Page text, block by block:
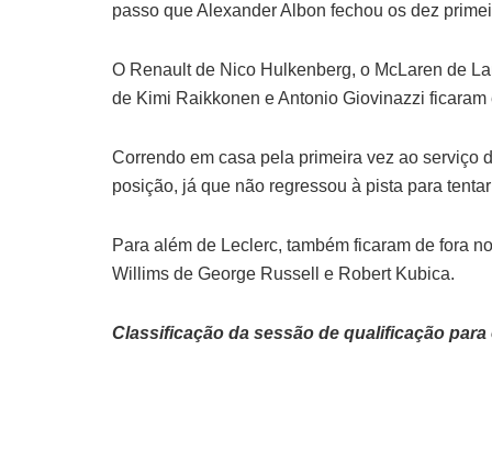
passo que Alexander Albon fechou os dez
O Renault de Nico Hulkenberg, o McLaren de
de Kimi Raikkonen e Antonio Giovinazzi ficaram
Correndo em casa pela primeira vez ao serviço
posição, já que não regressou à pista para
Para além de Leclerc, também ficaram de fora
Willims de George Russell e Robert Kubica.
Classificação da sessão de qualificação